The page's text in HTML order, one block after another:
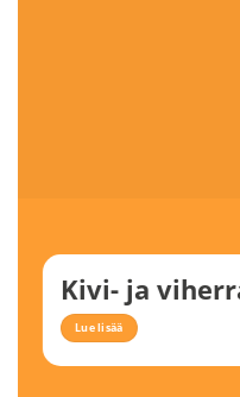
Kivi- ja
Lue lisää